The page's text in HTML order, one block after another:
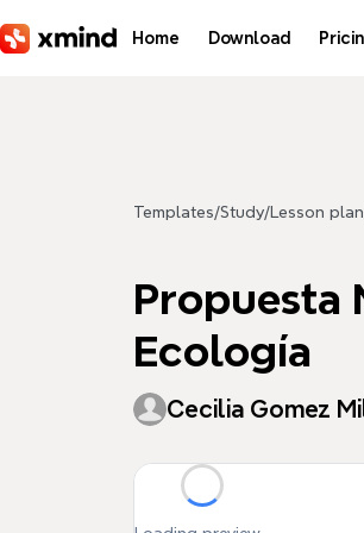
Home Download
Templates/Study/ Lesson plan
Propuesta
Ecología
Cecilia Gomez